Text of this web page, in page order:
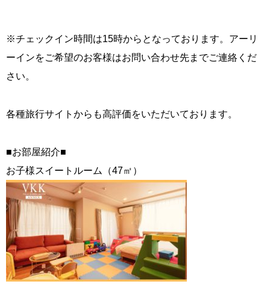
※チェックイン時間は15時からとなっております。アーリ
ーインをご希望のお客様はお問い合わせ先までご連絡くだ
さい。
各種旅行サイトからも高評価をいただいております。
■お部屋紹介■
お子様スイートルーム（47㎡）